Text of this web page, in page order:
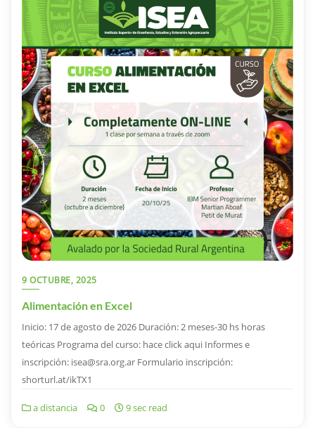
9 OCTUBRE, 2025
Alimentación en Excel
Inicio: 17 de agosto de 2026 Duración: 2 meses-30 hs horas
teóricas Programa del curso: hace click aqui Informes e
inscripción: isea@sra.org.ar Formulario inscripción:
shorturl.at/ikTX1
a distancia 0 9 sec read